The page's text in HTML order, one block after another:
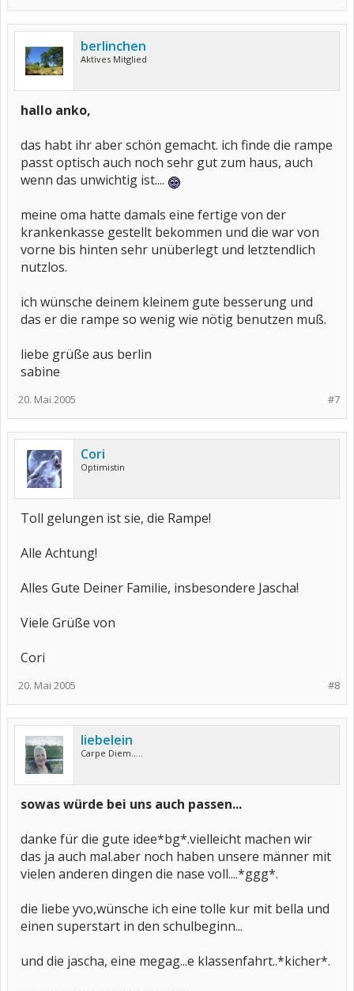
berlinchen
Aktives Mitglied
hallo anko,
das habt ihr aber schön gemacht. ich finde die rampe
passt optisch auch noch sehr gut zum haus, auch
wenn das unwichtig ist....
meine oma hatte damals eine fertige von der
krankenkasse gestellt bekommen und die war von
vorne bis hinten sehr unüberlegt und letztendlich
nutzlos.
ich wünsche deinem kleinem gute besserung und
das er die rampe so wenig wie nötig benutzen muß.
liebe grüße aus berlin
sabine
#7
20. Mai 2005
Cori
Optimistin
Toll gelungen ist sie, die Rampe!
Alle Achtung!
Alles Gute Deiner Familie, insbesondere Jascha!
Viele Grüße von
Cori
#8
20. Mai 2005
liebelein
Carpe Diem.....
sowas würde bei uns auch passen...
danke für die gute idee*bg*.vielleicht machen wir
das ja auch mal.aber noch haben unsere männer mit
vielen anderen dingen die nase voll....*ggg*.
die liebe yvo,wünsche ich eine tolle kur mit bella und
einen superstart in den schulbeginn...
und die jascha, eine megag...e klassenfahrt..*kicher*.